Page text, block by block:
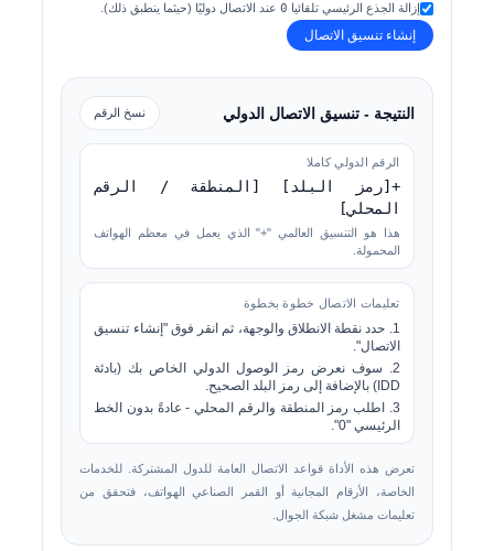
إزالة الجذع الرئيسي تلقائيا 0 عند الاتصال دوليًا (حيثما ينطبق ذلك).
إنشاء تنسيق الاتصال
النتيجة - تنسيق الاتصال الدولي نسخ الرقم
الرقم الدولي كاملا
+[رمز البلد] [المنطقة / الرقم
المحلي]
هذا هو التنسيق العالمي "+" الذي يعمل في معظم الهواتف
المحمولة.
تعليمات الاتصال خطوة بخطوة
1. حدد نقطة الانطلاق والوجهة، ثم انقر فوق "إنشاء تنسيق
الاتصال".
2. سوف نعرض رمز الوصول الدولي الخاص بك (بادئة
IDD) بالإضافة إلى رمز البلد الصحيح.
3. اطلب رمز المنطقة والرقم المحلي - عادةً بدون الخط
الرئيسي "0".
تعرض هذه الأداة قواعد الاتصال العامة للدول المشتركة. للخدمات
الخاصة، الأرقام المجانية أو القمر الصناعي الهواتف، فتحقق من
تعليمات مشغل شبكة الجوال.